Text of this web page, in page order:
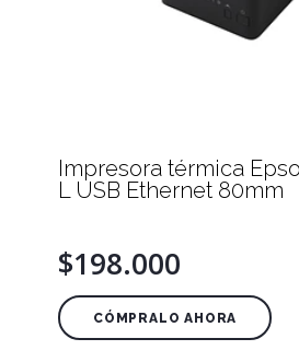
Impresora térmica
L USB Ethernet 80mm
$198.000
CÓMPRALO AHORA